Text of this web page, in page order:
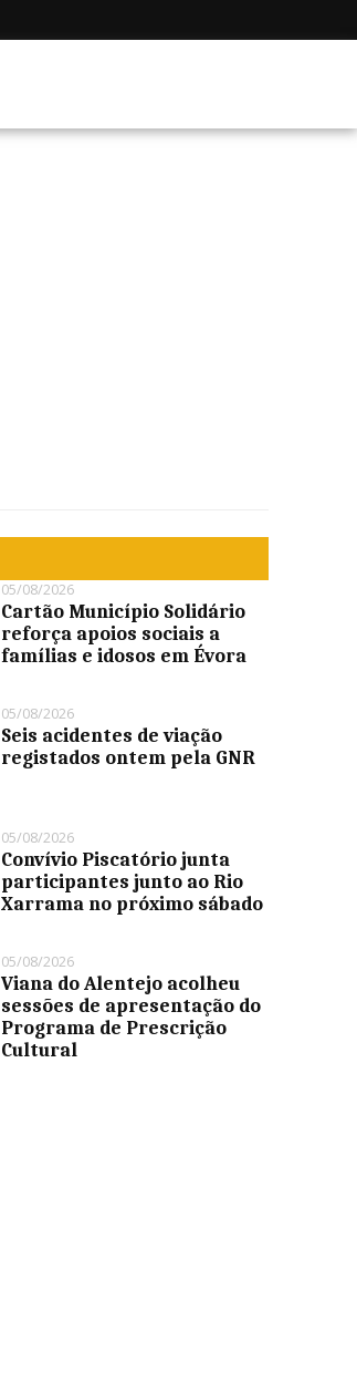
05/08/2026
Cartão Município Solidário
reforça apoios sociais a
famílias e idosos em Évora
05/08/2026
Seis acidentes de viação
registados ontem pela GNR
05/08/2026
Convívio Piscatório junta
participantes junto ao Rio
Xarrama no próximo sábado
05/08/2026
Viana do Alentejo acolheu
sessões de apresentação do
Programa de Prescrição
Cultural